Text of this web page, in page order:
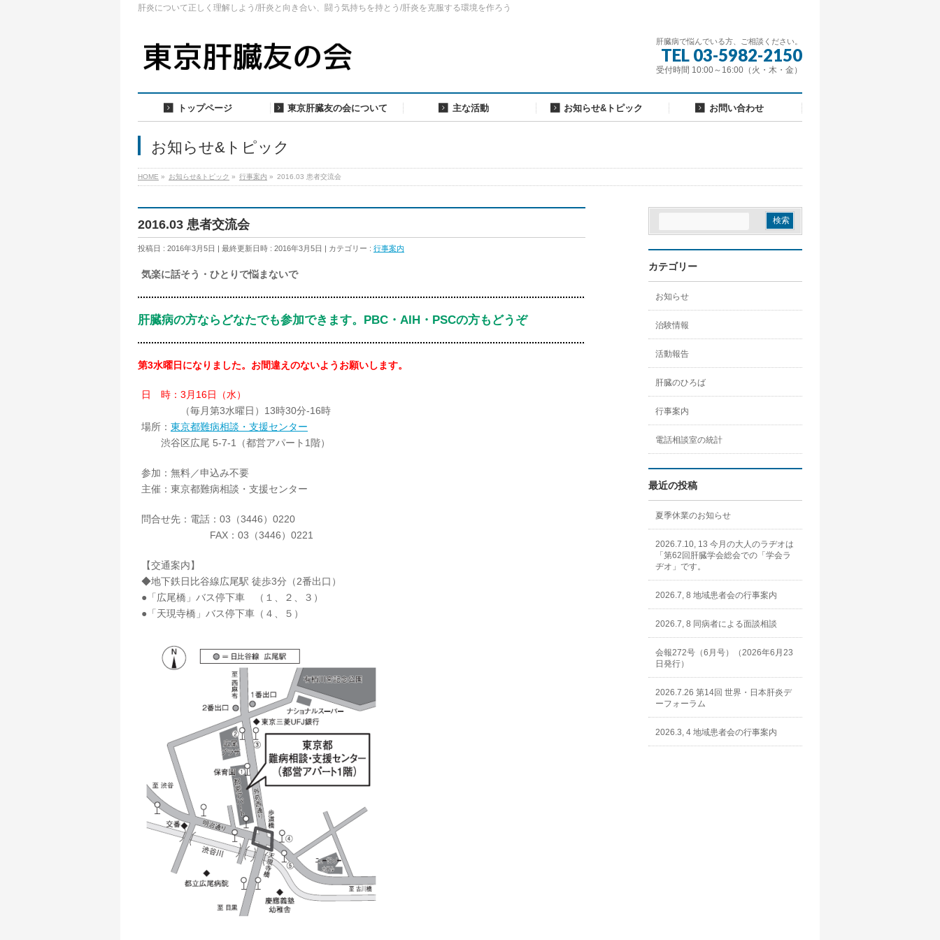
肝炎について正しく理解しよう/肝炎と向き合い、闘う気持ちを持とう/肝炎を克服する環境を作ろう
肝臓病で悩んでいる方、ご相談ください。
TEL 03-5982-2150
受付時間 10:00～16:00（火・木・金）
トップページ 東京肝臓友の会について 主な活動 お知らせ&トピック お問い合わせ
お知らせ&トピック
HOME » お知らせ&トピック » 行事案内 » 2016.03 患者交流会
2016.03 患者交流会
投稿日 : 2016年3月5日 最終更新日時 : 2016年3月5日 カテゴリー : 行事案内
気楽に話そう・ひとりで悩まないで
肝臓病の方ならどなたでも参加できます。PBC・AIH・PSCの方もどうぞ
第3水曜日になりました。お間違えのないようお願いします。
日 時：3月16日（水）
（毎月第3水曜日）13時30分-16時
場所： 東京都難病相談・支援センター
渋谷区広尾 5-7-1（都営アパート1階）
参加：無料／申込み不要
主催：東京都難病相談・支援センター
問合せ先：電話：03（3446）0220
FAX：03（3446）0221
【交通案内】
◆地下鉄日比谷線広尾駅 徒歩3分（2番出口）
●「広尾橋」バス停下車 （１、２、３）
●「天現寺橋」バス停下車（４、５）
カテゴリー
お知らせ
治験情報
活動報告
肝臓のひろば
行事案内
電話相談室の統計
最近の投稿
夏季休業のお知らせ
2026.7.10, 13 今月の大人のラヂオは
「第62回肝臓学会総会での「学会ラ
ヂオ」です。
2026.7, 8 地域患者会の行事案内
2026.7, 8 同病者による面談相談
会報272号（6月号）（2026年6月23
日発行）
2026.7.26 第14回 世界・日本肝炎デ
ーフォーラム
2026.3, 4 地域患者会の行事案内